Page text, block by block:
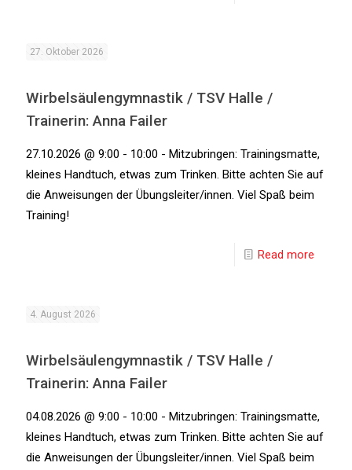
27. Oktober 2026
Wirbelsäulengymnastik / TSV Halle /
Trainerin: Anna Failer
27.10.2026 @ 9:00 - 10:00 - Mitzubringen: Trainingsmatte,
kleines Handtuch, etwas zum Trinken. Bitte achten Sie auf
die Anweisungen der Übungsleiter/innen. Viel Spaß beim
Training!
Read more
4. August 2026
Wirbelsäulengymnastik / TSV Halle /
Trainerin: Anna Failer
04.08.2026 @ 9:00 - 10:00 - Mitzubringen: Trainingsmatte,
kleines Handtuch, etwas zum Trinken. Bitte achten Sie auf
die Anweisungen der Übungsleiter/innen. Viel Spaß beim